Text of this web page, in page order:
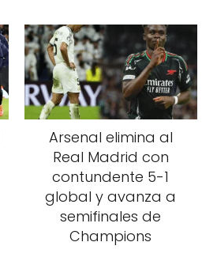
Arsenal elimina al
Real Madrid con
contundente 5-1
global y avanza a
semifinales de
Champions